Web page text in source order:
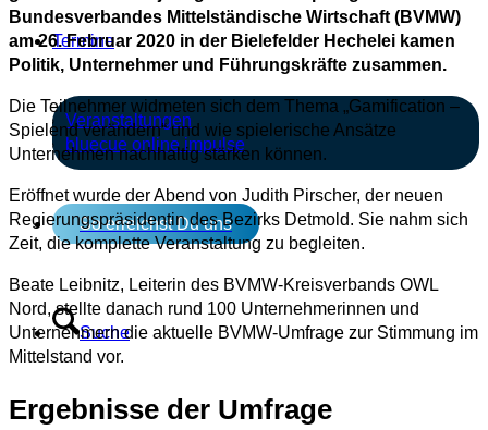
Termine
Veranstaltungen
bluecue online impulse
So erreichst Du uns
Suche
Bundesverbandes Mittelständische Wirtschaft (BVMW)
am 26. Februar 2020 in der Bielefelder Hechelei kamen
Politik, Unternehmer und Führungskräfte zusammen.
Die Teilnehmer widmeten sich dem Thema „Gamification –
Spielend verändern“ und wie spielerische Ansätze
Unternehmen nachhaltig stärken können.
Eröffnet wurde der Abend von Judith Pirscher, der neuen
Regierungspräsidentin des Bezirks Detmold. Sie nahm sich
Zeit, die komplette Veranstaltung zu begleiten.
Beate Leibnitz, Leiterin des BVMW-Kreisverbands OWL
Nord, stellte danach rund 100 Unternehmerinnen und
Unternehmern die aktuelle BVMW‑Umfrage zur Stimmung im
Mittelstand vor.
Ergebnisse der Umfrage